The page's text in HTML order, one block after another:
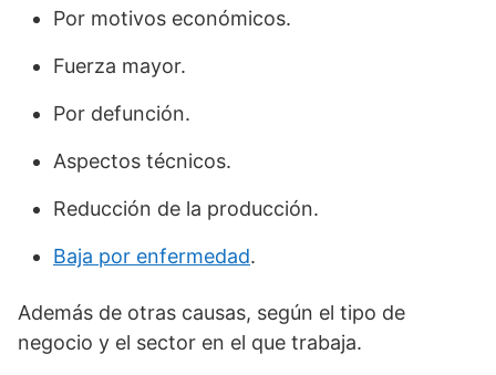
Por motivos económicos.
Fuerza mayor.
Por defunción.
Aspectos técnicos.
Reducción de la producción.
Baja por enfermedad.
Además de otras causas, según el tipo de
negocio y el sector en el que trabaja.